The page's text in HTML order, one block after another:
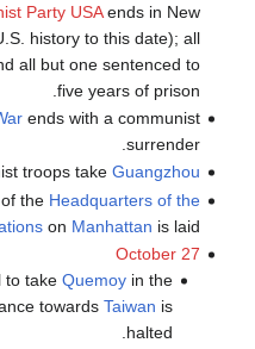
Party USAends in New
history to this date); all
all but one sentenced to
five years of prison.
ends with a communist
surrender.
troops take Guangzhou
the Headquarters of the
on Manhattan is laid.
October 27
to takeQuemoy in the
towardsTaiwan is
halted.